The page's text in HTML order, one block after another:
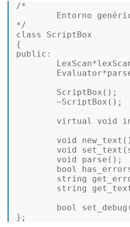
/*
Entorno genérico
*/
class
ScriptBox
public :
ScriptBox();
~ScriptBox();
virtual
void
void
new_text
void
set_text (
void
parse () ;
bool
string
string
bool
set_debug
};